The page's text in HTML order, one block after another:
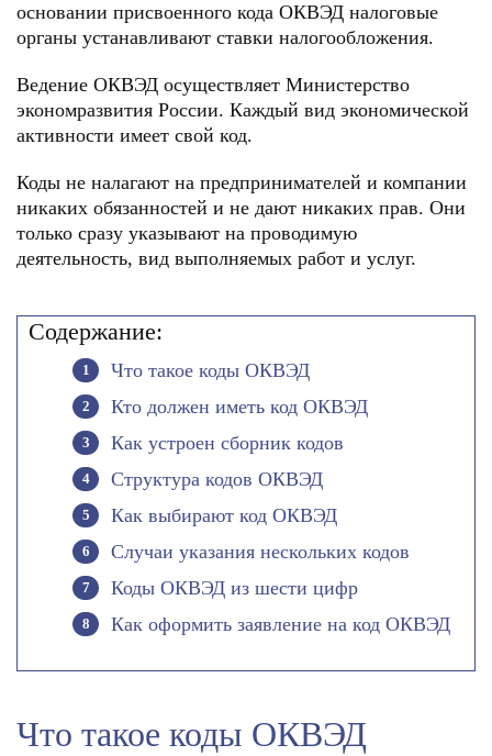
основании присвоенного кода ОКВЭД налоговые
органы устанавливают ставки налогообложения.
Ведение ОКВЭД осуществляет Министерство
экономразвития России. Каждый вид экономической
активности имеет свой код.
Коды не налагают на предпринимателей и компании
никаких обязанностей и не дают никаких прав. Они
только сразу указывают на проводимую
деятельность, вид выполняемых работ и услуг.
Содержание:
Что такое коды ОКВЭД
Кто должен иметь код ОКВЭД
Как устроен сборник кодов
Структура кодов ОКВЭД
Как выбирают код ОКВЭД
Случаи указания нескольких кодов
Коды ОКВЭД из шести цифр
Как оформить заявление на код ОКВЭД
Что такое коды ОКВЭД